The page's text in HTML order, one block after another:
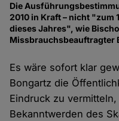
Die
2010 in Kraft – nicht
dieses Jahres", wie
Missbrauchsbeauftragter
Es wäre sofort klar
Bongartz die
Eindruck zu
Bekanntwerden des